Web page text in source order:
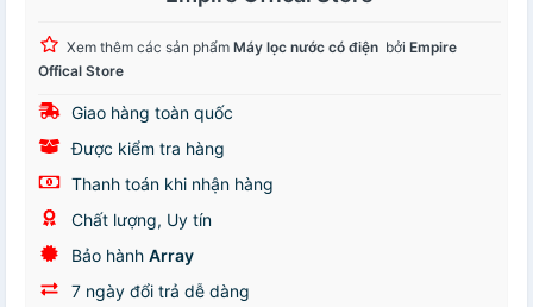
Xem thêm các sản phẩm Máy lọc nước có điện bởi Empire
Offical Store
Giao hàng toàn quốc
Được kiểm tra hàng
Thanh toán khi nhận hàng
Chất lượng, Uy tín
Bảo hành Array
7 ngày đổi trả dễ dàng